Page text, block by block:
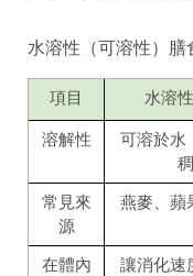
水溶性（可溶性）膳
項目 水溶
溶解性
可溶於水
常見來
源
燕麥、蘋
在體內
讓消化速